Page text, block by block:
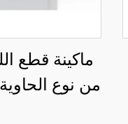
ماكينة قطع
من نوع